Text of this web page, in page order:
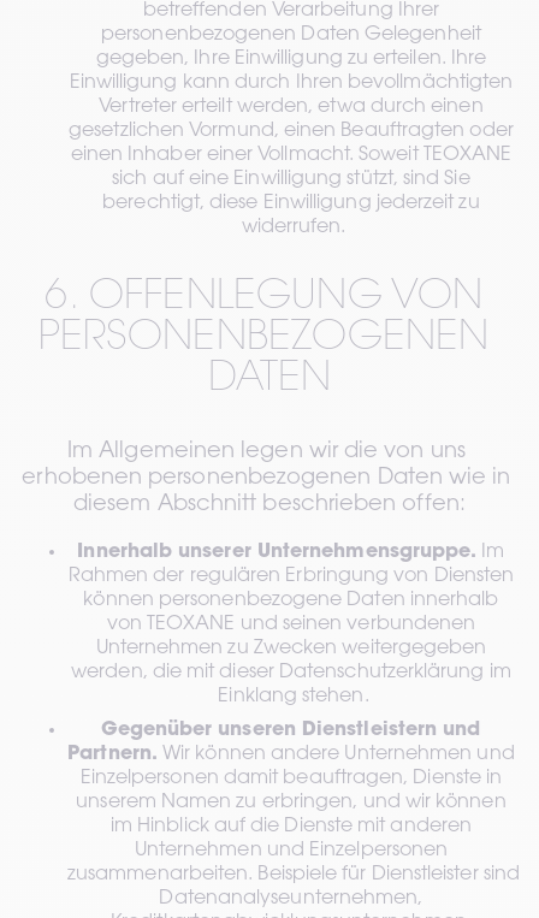
betreffenden Verarbeitung Ihrer
personenbezogenen Daten Gelegenheit
gegeben, Ihre Einwilligung zu erteilen. Ihre
Einwilligung kann durch Ihren bevollmächtigten
Vertreter erteilt werden, etwa durch einen
gesetzlichen Vormund, einen Beauftragten oder
einen Inhaber einer Vollmacht. Soweit TEOXANE
sich auf eine Einwilligung stützt, sind Sie
berechtigt, diese Einwilligung jederzeit zu
widerrufen.
6. OFFENLEGUNG VON
PERSONENBEZOGENEN
DATEN
Im Allgemeinen legen wir die von uns
erhobenen personenbezogenen Daten wie in
diesem Abschnitt beschrieben offen:
Innerhalb unserer Unternehmensgruppe. Im
Rahmen der regulären Erbringung von Diensten
können personenbezogene Daten innerhalb
von TEOXANE und seinen verbundenen
Unternehmen zu Zwecken weitergegeben
werden, die mit dieser Datenschutzerklärung im
Einklang stehen.
Gegenüber unseren Dienstleistern und
Partnern. Wir können andere Unternehmen und
Einzelpersonen damit beauftragen, Dienste in
unserem Namen zu erbringen, und wir können
im Hinblick auf die Dienste mit anderen
Unternehmen und Einzelpersonen
zusammenarbeiten. Beispiele für Dienstleister sind
Datenanalyseunternehmen,